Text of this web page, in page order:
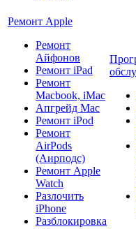
Ремонт Apple
Ремонт
Айфонов
Ремонт iPad
Ремонт
Macbook, iMac
Апгрейд Mac
Ремонт iPod
Ремонт
AirPods
(Аирподс)
Ремонт Apple
Watch
Разлочить
iPhone
Разблокировка